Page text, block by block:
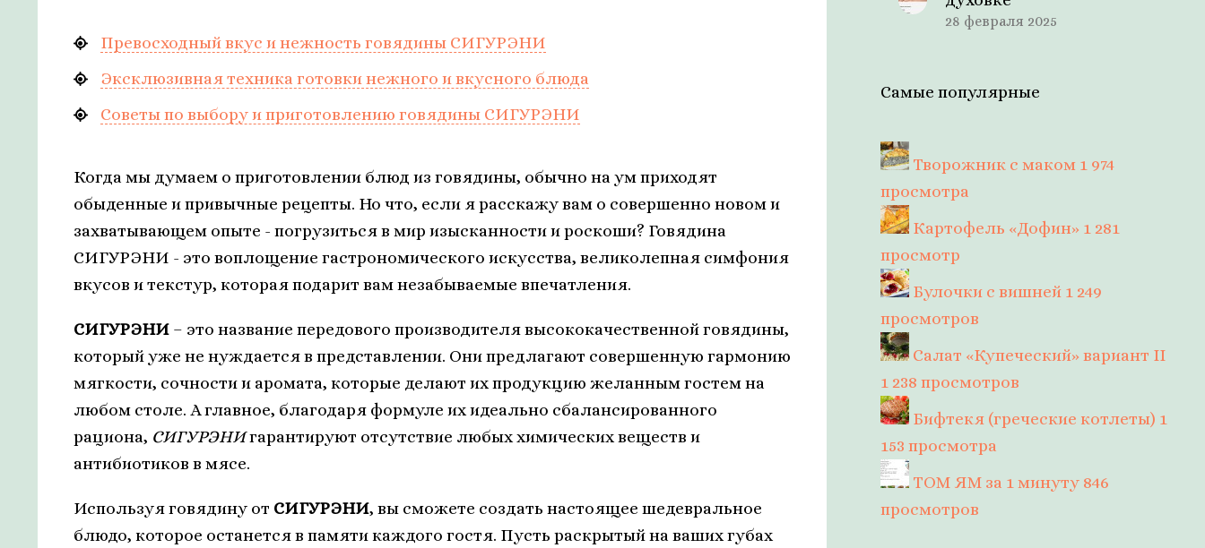
Превосходный вкус и нежность говядины СИГУРЭНИ
Эксклюзивная техника готовки нежного и вкусного блюда
Советы по выбору и приготовлению говядины СИГУРЭНИ
Когда мы думаем о приготовлении блюд из говядины, обычно на ум приходят
обыденные и привычные рецепты. Но что, если я расскажу вам о совершенно новом и
захватывающем опыте - погрузиться в мир изысканности и роскоши? Говядина
СИГУРЭНИ - это воплощение гастрономического искусства, великолепная симфония
вкусов и текстур, которая подарит вам незабываемые впечатления.
СИГУРЭНИ – это название передового производителя высококачественной говядины,
который уже не нуждается в представлении. Они предлагают совершенную гармонию
мягкости, сочности и аромата, которые делают их продукцию желанным гостем на
любом столе. А главное, благодаря формуле их идеально сбалансированного
рациона, СИГУРЭНИгарантируют отсутствие любых химических веществ и
антибиотиков в мясе.
Используя говядину от СИГУРЭНИ, вы сможете создать настоящее шедевральное
блюдо, которое останется в памяти каждого гостя. Пусть раскрытый на ваших губах
28 февраля 2025
Самые популярные
Творожник с маком 1 974
просмотра
Картофель «Дофин» 1 281
просмотр
Булочки с вишней 1 249
просмотров
Салат «Купеческий» вариант II
1 238 просмотров
Бифтекя (греческие котлеты) 1
153 просмотра
ТОМ ЯМ за 1 минуту 846
просмотров